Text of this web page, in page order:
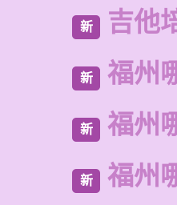
新 吉他
新 福州
新 福州
新 福州